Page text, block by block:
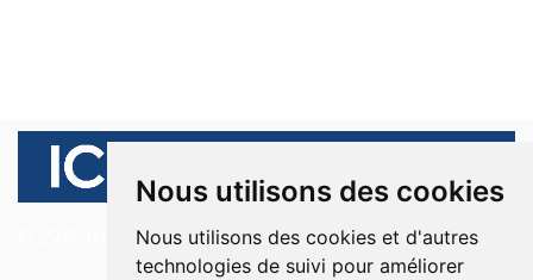
Nous utilisons des cookies
Nous utilisons des cookies et d'autres
technologies de suivi pour améliorer
© 2026 Ici Beyrouth. Tous les droits sont réservés.